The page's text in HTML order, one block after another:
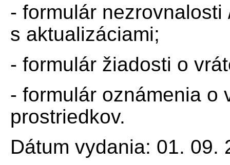
- formulár
s aktualizáciami;
- formulár žiadosti o
- formulár oznámenia o
prostriedkov.
Dátum vydania: 01. 09.